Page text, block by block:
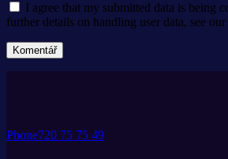
I agree that my submitted data is being
further details on handling user data, see our
Phone720 75 75 49